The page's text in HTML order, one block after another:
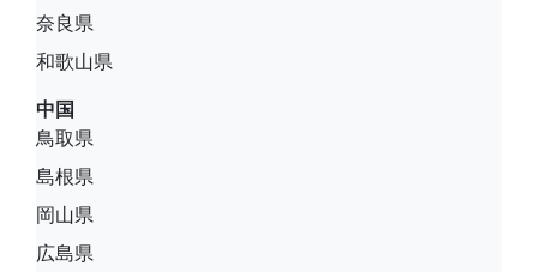
奈良県
和歌山県
中国
鳥取県
島根県
岡山県
広島県